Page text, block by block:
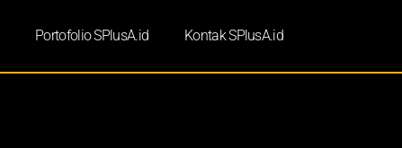
Portofolio SPlusA.id Kontak SPlusA.id